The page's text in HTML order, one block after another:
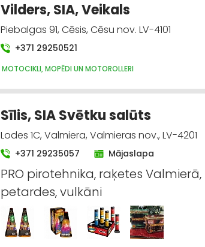
Vilders, SIA, Veikals
Piebalgas 91, Cēsis, Cēsu nov. LV-4101
+371 29250521
MOTOCIKLI, MOPĒDI UN MOTOROLLERI
Sīlis, SIA Svētku salūts
Lodes 1C, Valmiera, Valmieras nov., LV-4201
+371 29235057 Mājaslapa
PRO pirotehnika, raķetes
petardes, vulkāni